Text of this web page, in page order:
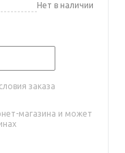
Нет в наличии
заказа
магазина и может